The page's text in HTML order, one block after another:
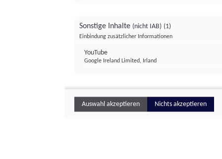
Sonstige Inhalte (nicht IAB) (1)
Einbindung zusätzlicher Informationen
YouTube
Google Ireland Limited, Irland
Auswahl akzeptieren Nichts akzeptieren